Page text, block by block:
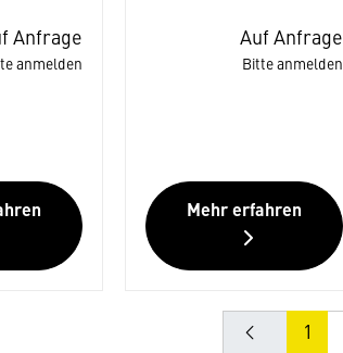
Anfrage
anmelden
Auf Anfrage
Bitte anmelden
Mehr erfahren
1